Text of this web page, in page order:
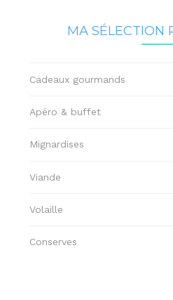
MA SÉLECTION
Cadeaux gourmands
Apéro & buffet
Mignardises
Viande
Volaille
Conserves